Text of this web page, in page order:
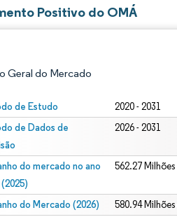
Positivo do OMÁ
Geral do Mercado
de Estudo 2020 - 2031
de Dados de
2026 - 2031
do mercado no ano
562.27
do Mercado (2026) 580.94
conforme CC BY 4.0.